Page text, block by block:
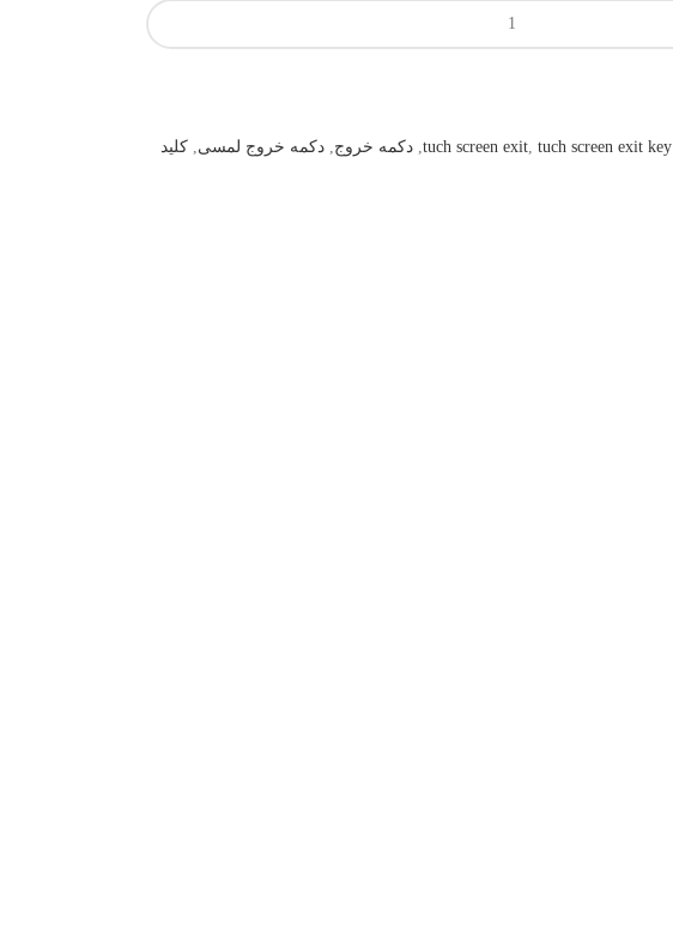
tuch screen exit, tuch screen exit key
, دکمه خروج, دکمه خروج لمسی, کلید